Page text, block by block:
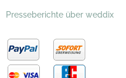
Presseberichte über weddix